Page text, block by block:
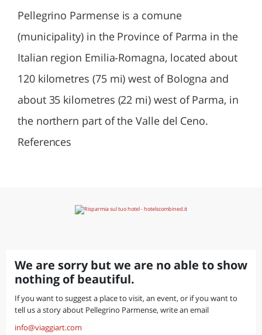
Pellegrino Parmense is a comune
(municipality) in the Province of Parma in the
Italian region Emilia-Romagna, located about
120 kilometres (75 mi) west of Bologna and
about 35 kilometres (22 mi) west of Parma, in
the northern part of the Valle del Ceno.
References
We are sorry but we are no able to show
nothing of beautiful.
If you want to suggest a place to visit, an event, or if you want to
tell us a story about Pellegrino Parmense, write an email
info@viaggiart.com